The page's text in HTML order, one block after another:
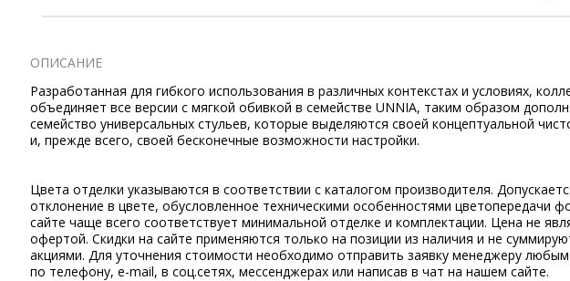
ОПИСАНИЕ
Разработанная для гибкого использования в различных контекстах и условиях,
объединяет все версии с мягкой обивкой в семействе UNNIA, таким образом
семейство универсальных стульев, которые выделяются своей концептуальной
и, прежде всего, своей бесконечные возможности настройки.
Цвета отделки указываются в соответствии с каталогом производителя.
отклонение в цвете, обусловленное техническими особенностями цветопередачи
сайте чаще всего соответствует минимальной отделке и комплектации. Цена не
офертой. Скидки на сайте применяются только на позиции из наличия и не
акциями. Для уточнения стоимости необходимо отправить заявку менеджеру
по телефону, e-mail, в соц.сетях, мессенджерах или написав в чат на нашем сайте.